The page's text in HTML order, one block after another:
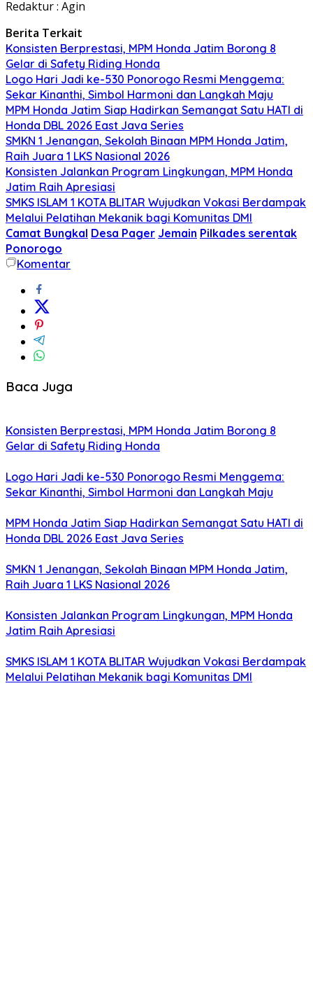
Redaktur : Agin
Berita Terkait
Konsisten Berprestasi, MPM Honda Jatim Borong 8
Gelar di Safety Riding Honda
Logo Hari Jadi ke-530 Ponorogo Resmi Menggema:
Sekar Kinanthi, Simbol Harmoni dan Langkah Maju
MPM Honda Jatim Siap Hadirkan Semangat Satu HATI di
Honda DBL 2026 East Java Series
SMKN 1 Jenangan, Sekolah Binaan MPM Honda Jatim,
Raih Juara 1 LKS Nasional 2026
Konsisten Jalankan Program Lingkungan, MPM Honda
Jatim Raih Apresiasi
SMKS ISLAM 1 KOTA BLITAR Wujudkan Vokasi Berdampak
Melalui Pelatihan Mekanik bagi Komunitas DMI
Camat Bungkal Desa Pager Jemain Pilkades serentak
Ponorogo
Komentar
Baca Juga
Konsisten Berprestasi, MPM Honda Jatim Borong 8
Gelar di Safety Riding Honda
Logo Hari Jadi ke-530 Ponorogo Resmi Menggema:
Sekar Kinanthi, Simbol Harmoni dan Langkah Maju
MPM Honda Jatim Siap Hadirkan Semangat Satu HATI di
Honda DBL 2026 East Java Series
SMKN 1 Jenangan, Sekolah Binaan MPM Honda Jatim,
Raih Juara 1 LKS Nasional 2026
Konsisten Jalankan Program Lingkungan, MPM Honda
Jatim Raih Apresiasi
SMKS ISLAM 1 KOTA BLITAR Wujudkan Vokasi Berdampak
Melalui Pelatihan Mekanik bagi Komunitas DMI